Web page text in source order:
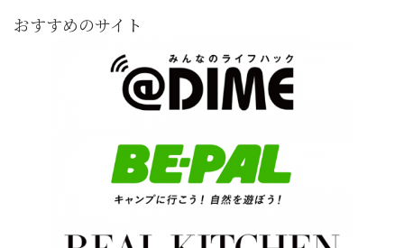
おすすめのサイト